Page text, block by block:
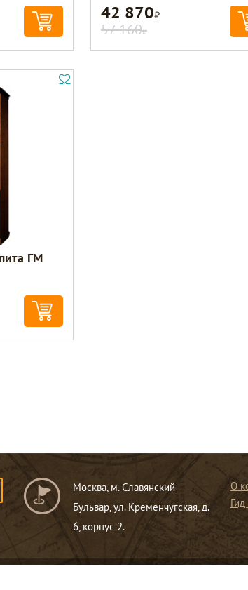
42 870Р
57 160Р
ГМ
Москва, м. Славянский
Бульвар, ул. Кременчугская, д.
6, корпус 2.
О